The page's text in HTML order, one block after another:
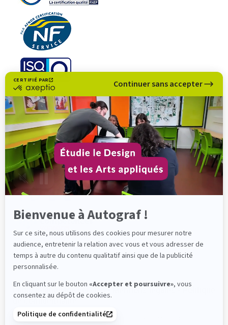
CERTIFIÉ PAR
certifié
Axeptio
-
En
savoir
plus
sur
Axeptio
Continuer sans accepter
Bienvenue à Autograf !
Sur ce site, nous utilisons des cookies pour mesurer notre
audience, entretenir la relation avec vous et vous adresser de
temps à autre du contenu qualitatif ainsi que de la publicité
personnalisée.
En cliquant sur le bouton «Accepter et poursuivre», vous
consentez au dépôt de cookies.
Politique de confidentialité
English-language version - Mentions légales
de confidentialité
Établissement supérieur privé d'enseignement technique - © Copyright 2020